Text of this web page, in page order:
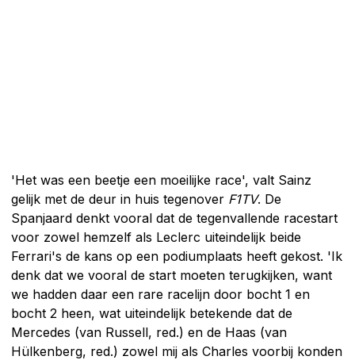
'Het was een beetje een moeilijke race', valt Sainz
gelijk met de deur in huis tegenover F1TV. De
Spanjaard denkt vooral dat de tegenvallende racestart
voor zowel hemzelf als Leclerc uiteindelijk beide
Ferrari's de kans op een podiumplaats heeft gekost. 'Ik
denk dat we vooral de start moeten terugkijken, want
we hadden daar een rare racelijn door bocht 1 en
bocht 2 heen, wat uiteindelijk betekende dat de
Mercedes (van Russell, red.) en de Haas (van
Hülkenberg, red.) zowel mij als Charles voorbij konden